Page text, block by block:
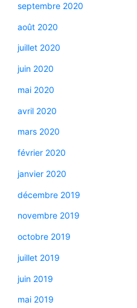
septembre 2020
août 2020
juillet 2020
juin 2020
mai 2020
avril 2020
mars 2020
février 2020
janvier 2020
décembre 2019
novembre 2019
octobre 2019
juillet 2019
juin 2019
mai 2019